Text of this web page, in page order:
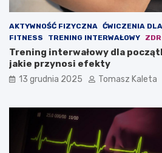
n
i
o
w
ą
AKTYWNOŚĆ FIZYCZNA
ĆWICZENIA
FITNESS
TRENING INTERWAŁOWY
Trening interwałowy dla
jakie przynosi efekty
13 grudnia 2025 Tomasz Kaleta